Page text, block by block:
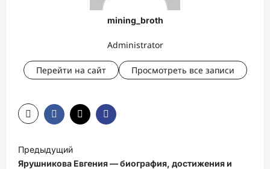
mining_broth
Administrator
Перейти на сайт Просмотреть все записи
а
Предыдущий
Ярушникова Евгения — биография, достижения и